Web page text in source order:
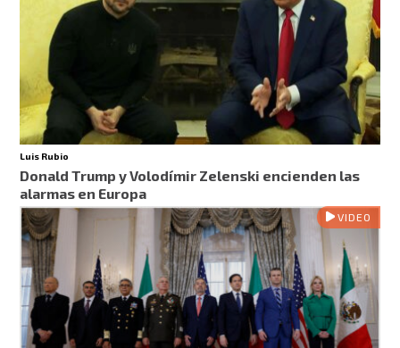
Luis Rubio
Donald Trump y Volodímir Zelenski encienden las
alarmas en Europa
VIDEO